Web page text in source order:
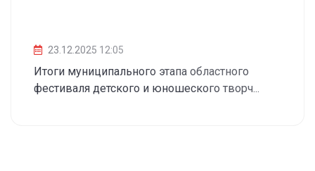
23.12.2025 12:05
Итоги муниципального этапа областного
фестиваля детского и юношеского творч...